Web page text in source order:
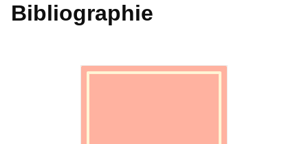
Bibliographie